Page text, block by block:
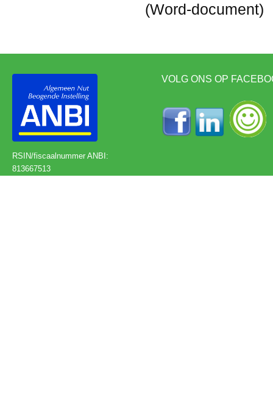
(Word-document)
RSIN/fiscaalnummer ANBI:
813667513
VOLG ONS OP